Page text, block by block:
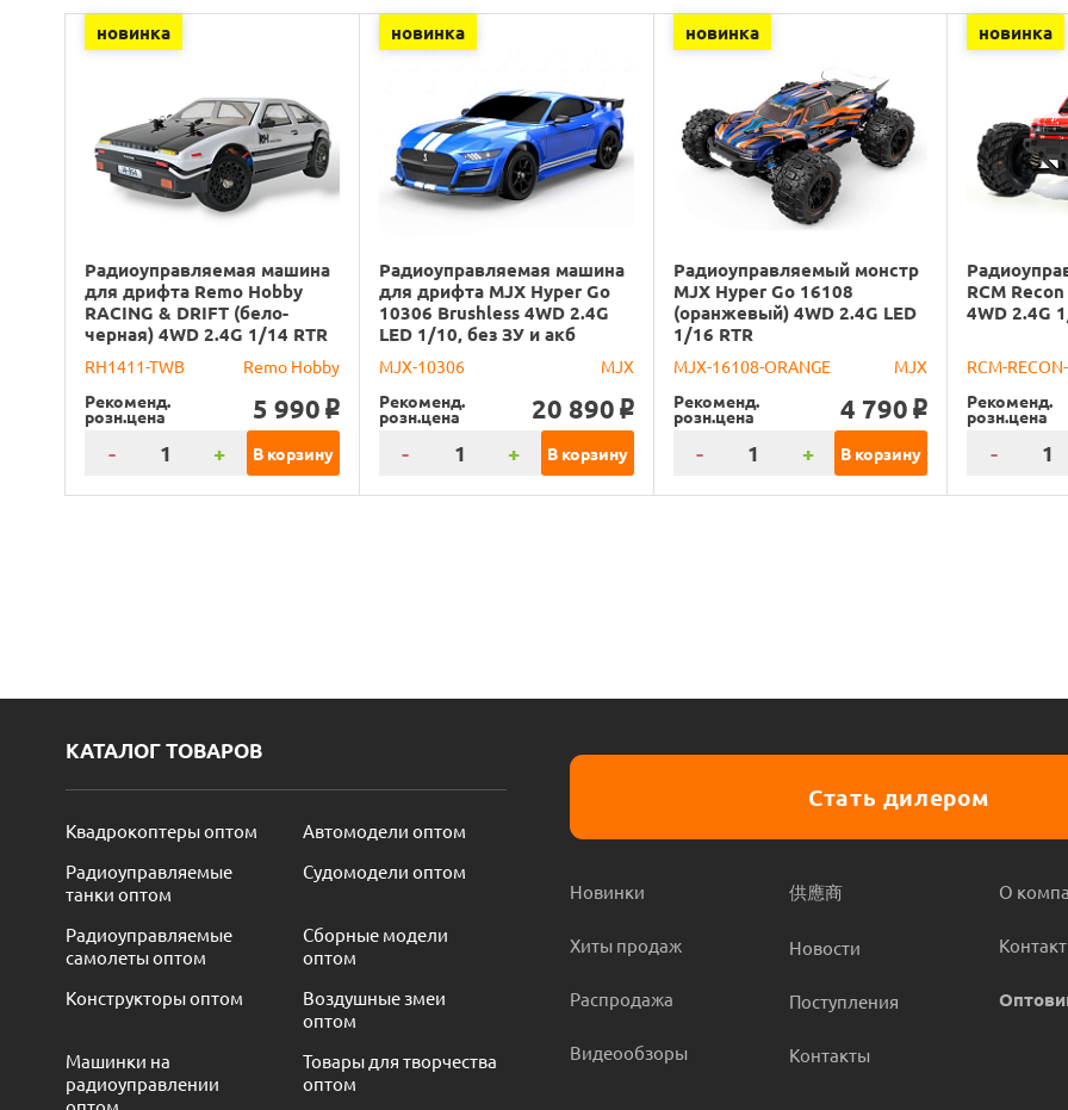
новинка
Радиоуправляемая машина
для дрифта Remo Hobby
RACING & DRIFT (бело-
черная) 4WD 2.4G 1/14 RTR
RH1411-TWB
Remo Hobby
Рекоменд.
розн.цена 5 990 o
- + В корзину
новинка
Радиоуправляемая машина
для дрифта MJX Hyper Go
10306 Brushless 4WD 2.4G
LED 1/10, без ЗУ и акб
MJX-10306
MJX
Рекоменд.
розн.цена 20 890 o
- + В корзину
новинка
Радиоуправляемый монстр
MJX Hyper Go 16108
(оранжевый) 4WD 2.4G LED
1/16 RTR
MJX-16108-ORANGE
MJX
Рекоменд.
розн.цена 4 790 o
- + В корзину
новинка
RCM
4WD 2.4G
RCM-
Рекоменд.
розн.цена
-
КАТАЛОГ ТОВАРОВ
Квадрокоптеры оптом
Автомодели оптом
Радиоуправляемые
танки оптом
Судомодели оптом
Радиоуправляемые
самолеты оптом
Сборные модели
оптом
Конструкторы оптом
Воздушные змеи
оптом
Машинки на
радиоуправлении
Товары для творчества
оптом
Стать дилером
Новинки
Хиты продаж
Распродажа
Видеообзоры
供應商
Новости
Поступления
Контакты
О